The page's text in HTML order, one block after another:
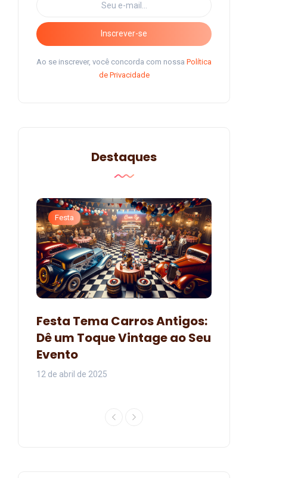
Inscrever-se
Ao se inscrever, você concorda com nossa Política
de Privacidade
Destaques
Festa
Festa Tema Carros Antigos:
Dê um Toque Vintage ao Seu
Evento
12 de abril de 2025